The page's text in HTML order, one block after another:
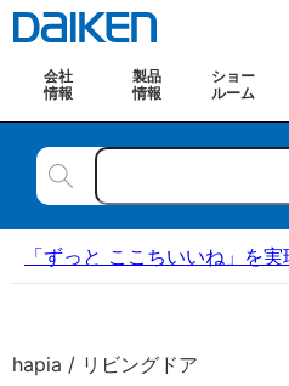
会社
情報
製品
情報
ショー
ルーム
「ずっと ここちいいね」を
hapia / リビングドア